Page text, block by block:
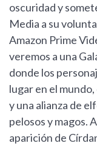
oscuridad y
Media a su
Amazon Prime
veremos a una
donde los
lugar en el
y una alianza de
pelosos y magos.
aparición de